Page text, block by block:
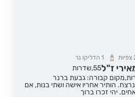
צפיות 1הדליקו נר
ז"ל55, שדרות
מקום קבורה: גבעת ברנר
הותיר אחריו אישה ושתי בנות, אם
יהי זכרו ברוך